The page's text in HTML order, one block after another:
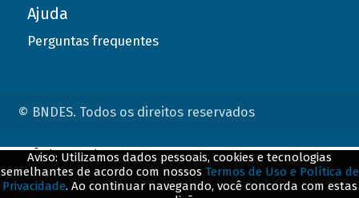
Ajuda
Perguntas frequentes
© BNDES. Todos os direitos reservados
Aviso: Utilizamos dados pessoais, cookies e tecnologias
semelhantes de acordo com nossos Termos de Uso e Política de
Privacidade. Ao continuar navegando, você concorda com estas
ConteÃºdo complementar
${title}${badge}